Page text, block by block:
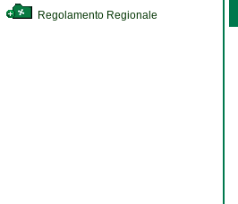
Regolamento Regionale